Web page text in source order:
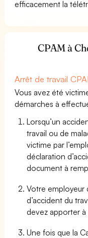
efficacement la
CPAM à
Arrêt de travail
Vous avez été
démarches à
Lorsqu’un
travail ou de
victime par
déclaration
document à
Votre employeur
d’accident du
devez apporter à
Une fois que la